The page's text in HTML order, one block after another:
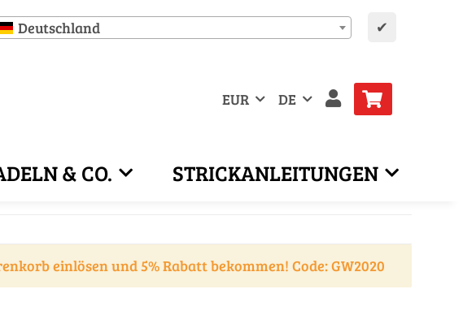
Deutschland ✔
EUR DE
& CO. STRICKANLEITUNGEN
einlösen und 5% Rabatt bekommen! Code: GW2020